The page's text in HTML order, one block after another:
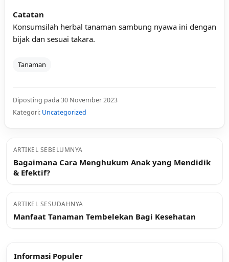
Catatan
Konsumsilah herbal tanaman sambung nyawa ini dengan
bijak dan sesuai takara.
Tanaman
Diposting pada 30 November 2023
Kategori: Uncategorized
ARTIKEL SEBELUMNYA
Bagaimana Cara Menghukum Anak yang Mendidik
& Efektif?
ARTIKEL SESUDAHNYA
Manfaat Tanaman Tembelekan Bagi Kesehatan
Informasi Populer